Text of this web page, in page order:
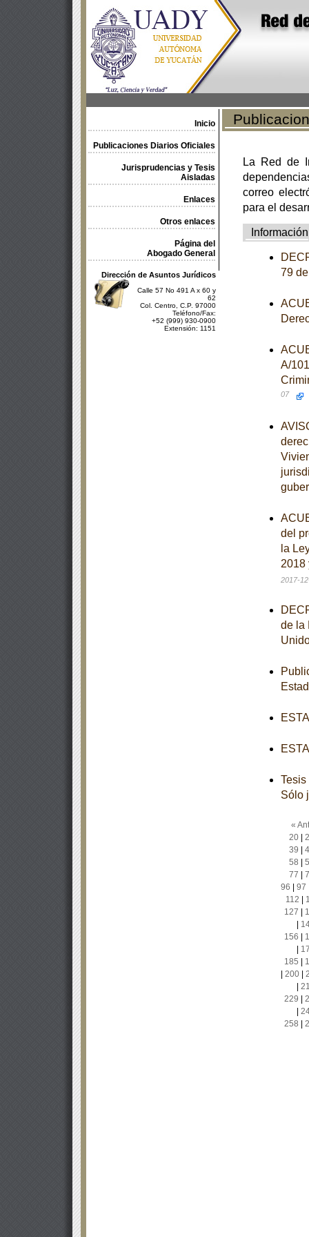
Inicio
Publicaciones Diarios Oficiales
Jurisprudencias y Tesis
Aisladas
Enlaces
Otros enlaces
Página del
Abogado General
Dirección de Asuntos Jurídicos
Calle 57 No 491 A x 60 y
62
Col. Centro, C.P. 97000
Teléfono/Fax:
+52 (999) 930-0900
Extensión: 1151
La Red de
correo
para el
Información
79
A/
07
del
la
2018
2017-
de la
Sólo
«
20|
39
58
77
96
97
112
127
156
185
200|
229
258